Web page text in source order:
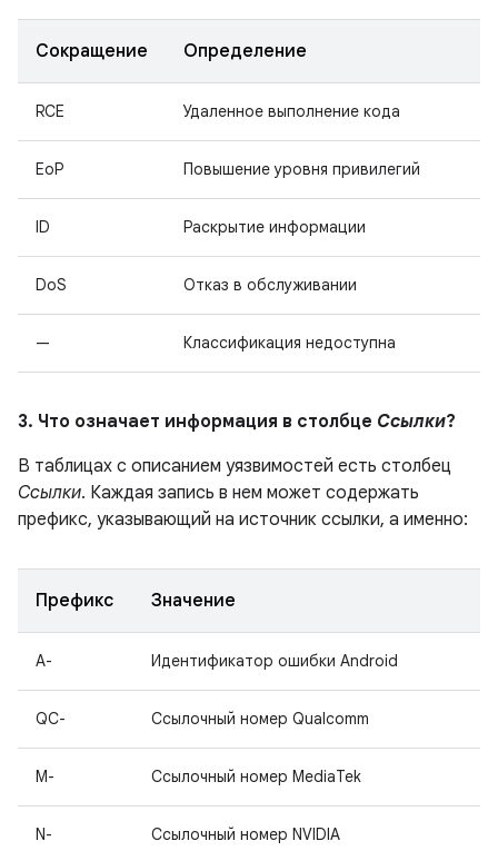
Сокращение Определение
RCE Удаленное выполнение кода
EoP Повышение уровня привилегий
ID Раскрытие информации
DoS Отказ в обслуживании
— Классификация недоступна
3. Что означает информация в столбце Ссылки?
В таблицах с описанием уязвимостей есть столбец
Ссылки. Каждая запись в нем может содержать
префикс, указывающий на источник ссылки, а именно:
Префикс Значение
A- Идентификатор ошибки Android
QC- Ссылочный номер Qualcomm
M- Ссылочный номер MediaTek
N- Ссылочный номер NVIDIA